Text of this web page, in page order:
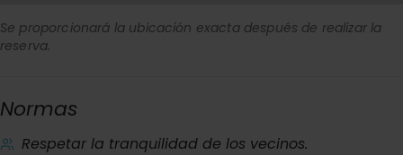
Se proporcionará la ubicación exacta después de realizar la
reserva.
Normas
Respetar la tranquilidad de los vecinos.